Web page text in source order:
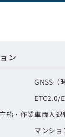
ン
船・作業
GNSS（
ETC2.0/
車両入退
マンシ